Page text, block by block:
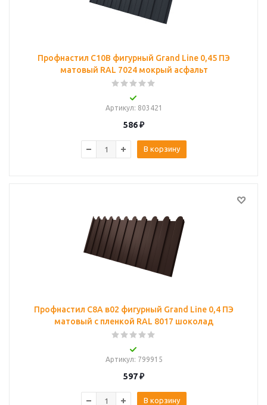
Профнастил C10B фигурный Grand Line 0,45 ПЭ
матовый RAL 7024 мокрый асфальт
Артикул: 803421
586₽
В корзину
Профнастил С8A в02 фигурный Grand Line 0,4 ПЭ
матовый с пленкой RAL 8017 шоколад
Артикул: 799915
597₽
В корзину